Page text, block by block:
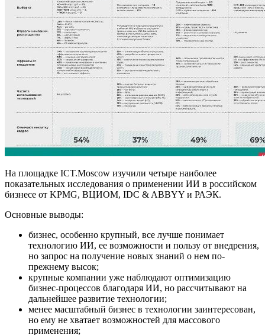
На площадке ICT.Moscow изучили четыре наиболее
показательных исследования о применении ИИ в российском
бизнесе от KPMG, ВЦИОМ, IDC & ABBYY и РАЭК.
Основные выводы:
бизнес, особенно крупный, все лучше понимает
технологию ИИ, ее возможности и пользу от внедрения,
но запрос на получение новых знаний о нем по-
прежнему высок;
крупные компании уже наблюдают оптимизацию
бизнес-процессов благодаря ИИ, но рассчитывают на
дальнейшее развитие технологии;
менее масштабный бизнес в технологии заинтересован,
но ему не хватает возможностей для массового
применения;